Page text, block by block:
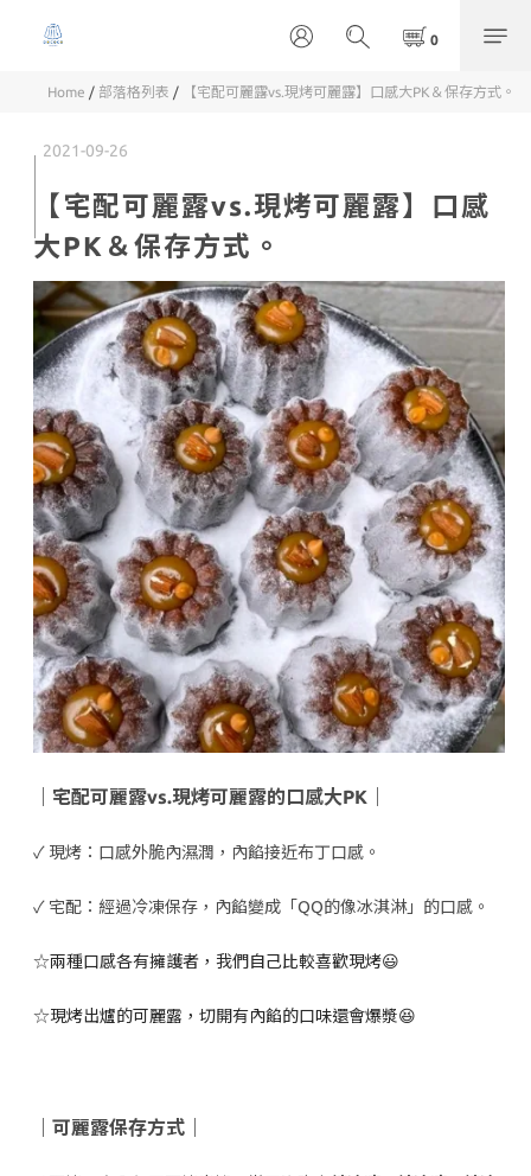
Home / 部落格列表 / 【宅配可麗露vs.現烤可麗露】口感大PK＆保存方式。
2021-09-26
【宅配可麗露vs.現烤可麗露】口感
大PK＆保存方式。
｜宅配可麗露vs.現烤可麗露的口感大PK｜
✓ 現烤：口感外脆內濕潤，內餡接近布丁口感。
✓ 宅配：經過冷凍保存，內餡變成「QQ的像冰淇淋」的口感。
☆兩種口感各有擁護者，我們自己比較喜歡現烤😃
☆現烤出爐的可麗露，切開有內餡的口味還會爆漿😆
｜可麗露保存方式｜